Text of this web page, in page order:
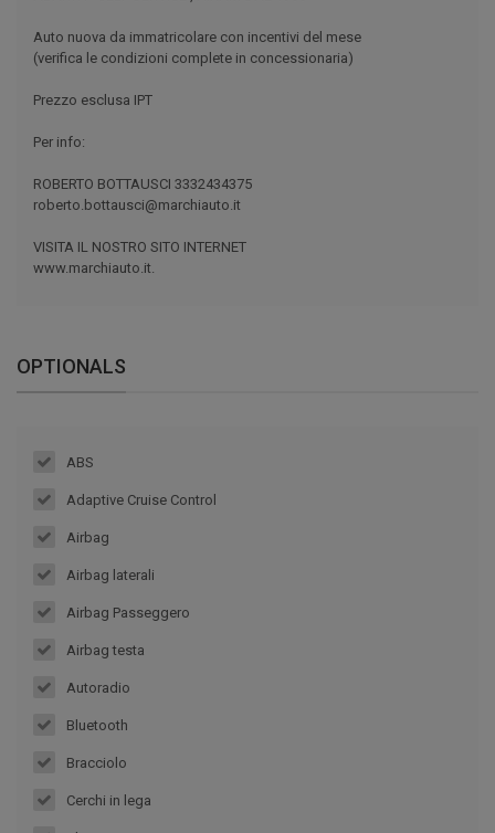
Auto nuova da immatricolare con incentivi del mese
(verifica le condizioni complete in concessionaria)
Prezzo esclusa IPT
Per info:
ROBERTO BOTTAUSCI 3332434375
roberto.bottausci@marchiauto.it
VISITA IL NOSTRO SITO INTERNET
www.marchiauto.it.
OPTIONALS
ABS
Adaptive Cruise Control
Airbag
Airbag laterali
Airbag Passeggero
Airbag testa
Autoradio
Bluetooth
Bracciolo
Cerchi in lega